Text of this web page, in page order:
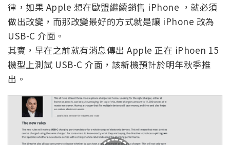
律，如果 Apple 想在歐盟繼續銷售 iPhone ，就必須
做出改變，而那改變最好的方式就是讓 iPhone 改為
USB-C 介面。
其實，早在之前就有消息傳出 Apple 正在 iPhoen 15
機型上測試 USB-C 介面，該新機預計於明年秋季推
出。